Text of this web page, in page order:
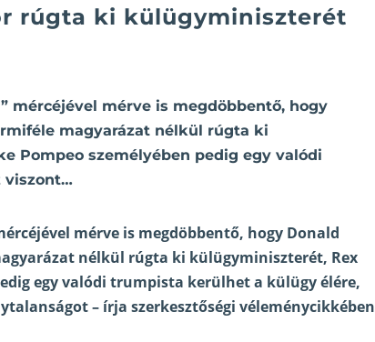
rúgta ki külügyminiszterét
mércéjével mérve is megdöbbentő, hogy
magyarázat nélkül rúgta ki
Pompeo személyében pedig egy valódi
viszont…
mérve is megdöbbentő, hogy Donald
nélkül rúgta ki külügyminiszterét, Rex
egy valódi trumpista kerülhet a külügy élére,
– írja szerkesztőségi véleménycikkében